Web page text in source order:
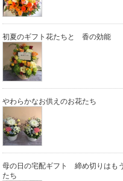
初夏のギフト花たちと 香の効能
やわらかなお供えのお花たち
母の日の宅配ギフト 締め切りはも
たち